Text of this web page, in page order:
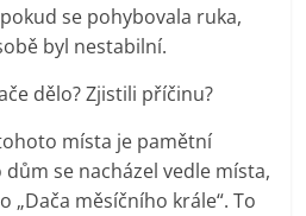
se pohybovala ruka,
byl nestabilní.
dělo? Zjistili příčinu?
místa je pamětní
se nacházel vedle místa,
„Dača měsíčního krále“. To